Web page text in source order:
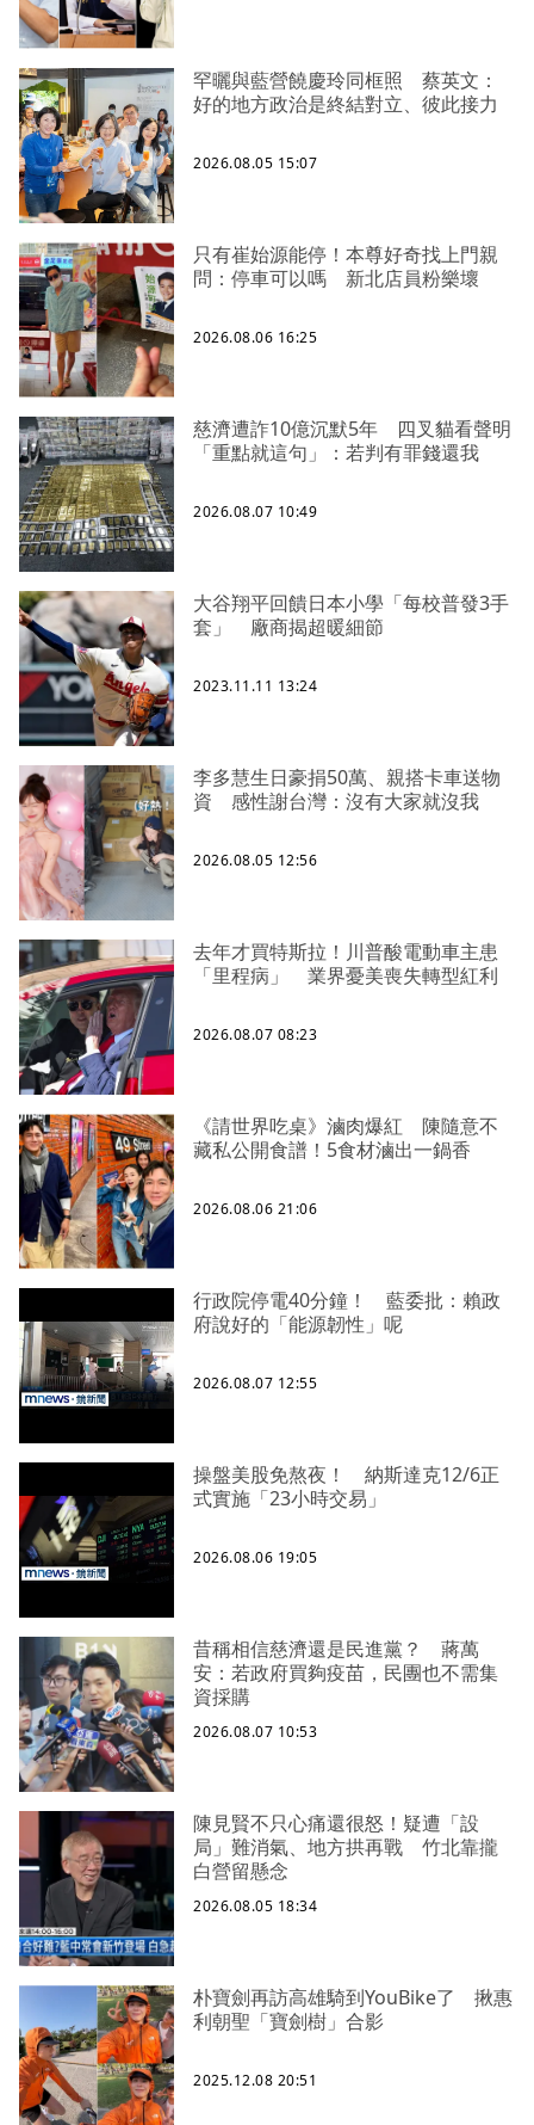
罕曬與藍營饒慶玲同框照 蔡英文：
好的地方政治是終結對立、彼此接力
2026.08.05 15:07
只有崔始源能停！本尊好奇找上門親
問：停車可以嗎 新北店員粉樂壞
2026.08.06 16:25
慈濟遭詐10億沉默5年 四叉貓看聲明
「重點就這句」：若判有罪錢還我
2026.08.07 10:49
大谷翔平回饋日本小學「每校普發3手
套」 廠商揭超暖細節
2023.11.11 13:24
李多慧生日豪捐50萬、親搭卡車送物
資 感性謝台灣：沒有大家就沒我
2026.08.05 12:56
去年才買特斯拉！川普酸電動車主患
「里程病」 業界憂美喪失轉型紅利
2026.08.07 08:23
《請世界吃桌》滷肉爆紅 陳隨意不
藏私公開食譜！5食材滷出一鍋香
2026.08.06 21:06
行政院停電40分鐘！ 藍委批：賴政
府說好的「能源韌性」呢
2026.08.07 12:55
操盤美股免熬夜！ 納斯達克12/6正
式實施「23小時交易」
2026.08.06 19:05
昔稱相信慈濟還是民進黨？ 蔣萬
安：若政府買夠疫苗，民團也不需集
資採購
2026.08.07 10:53
陳見賢不只心痛還很怒！疑遭「設
局」難消氣、地方拱再戰 竹北靠攏
白營留懸念
2026.08.05 18:34
朴寶劍再訪高雄騎到YouBike了 揪惠
利朝聖「寶劍樹」合影
2025.12.08 20:51